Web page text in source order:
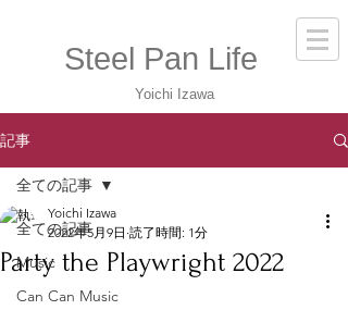
Steel Pan Life
Yoichi Izawa
記事
全ての記事
Music
Can Can Music
全ての記事
Party the Playwright 2022
Yoichi Izawa
2022年5月9日 読了時間: 1分